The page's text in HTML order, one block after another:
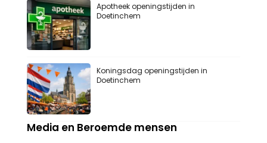
Apotheek openingstijden in
Doetinchem
Koningsdag openingstijden in
Doetinchem
Media en Beroemde mensen